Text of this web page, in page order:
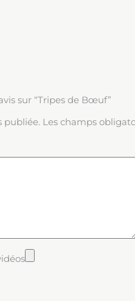
sur “Tripes de Bœuf”
publiée. Les champs